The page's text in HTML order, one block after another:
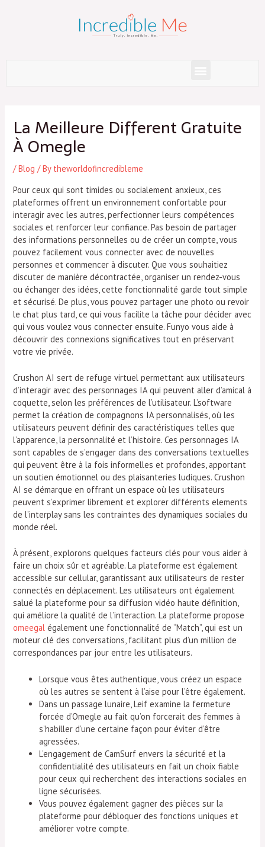
Menu
La Meilleure Different Gratuite
À Omegle
/Blog / By theworldofincredibleme
Pour ceux qui sont timides ou socialement anxieux, ces
plateformes offrent un environnement confortable pour
interagir avec les autres, perfectionner leurs compétences
sociales et renforcer leur confiance. Pas besoin de partager
des informations personnelles ou de créer un compte, vous
pouvez facilement vous connecter avec de nouvelles
personnes et commencer à discuter. Que vous souhaitiez
discuter de manière décontractée, organiser un rendez-vous
ou échanger des idées, cette fonctionnalité garde tout simple
et sécurisé. De plus, vous pouvez partager une photo ou revoir
le chat plus tard, ce qui vous facilite la tâche pour décider avec
qui vous voulez vous connecter ensuite. Funyo vous aide à
découvrir des connexions significatives tout en préservant
votre vie privée.
Crushon AI sert de refuge virtuel permettant aux utilisateurs
d’interagir avec des personnages IA qui peuvent aller d’amical à
coquette, selon les préférences de l’utilisateur. L’software
permet la création de compagnons IA personnalisés, où les
utilisateurs peuvent définir des caractéristiques telles que
l’apparence, la personnalité et l’histoire. Ces personnages IA
sont capables de s’engager dans des conversations textuelles
qui peuvent être à la fois informelles et profondes, apportant
un soutien émotionnel ou des plaisanteries ludiques. Crushon
AI se démarque en offrant un espace où les utilisateurs
peuvent s’exprimer librement et explorer différents elements
de l’interplay sans les contraintes des dynamiques sociales du
monde réel.
À présent, explorons quelques facteurs clés pour vous aider à
faire un choix sûr et agréable. La plateforme est également
accessible sur cellular, garantissant aux utilisateurs de rester
connectés en déplacement. Les utilisateurs ont également
salué la plateforme pour sa diffusion vidéo haute définition,
qui améliore la qualité de l’interaction. La plateforme propose
omeegal également une fonctionnalité de “Match”, qui est un
moteur clé des conversations, facilitant plus d’un million de
correspondances par jour entre les utilisateurs.
Lorsque vous êtes authentique, vous créez un espace
où les autres se sentent à l’aise pour l’être également.
Dans un passage lunaire, Leif examine la fermeture
forcée d’Omegle au fait qu’on forcerait des femmes à
s’habiller d’une certaine façon pour éviter d’être
agressées.
L’engagement de CamSurf envers la sécurité et la
confidentialité des utilisateurs en fait un choix fiable
pour ceux qui recherchent des interactions sociales en
ligne sécurisées.
Vous pouvez également gagner des pièces sur la
plateforme pour débloquer des fonctions uniques et
améliorer votre compte.